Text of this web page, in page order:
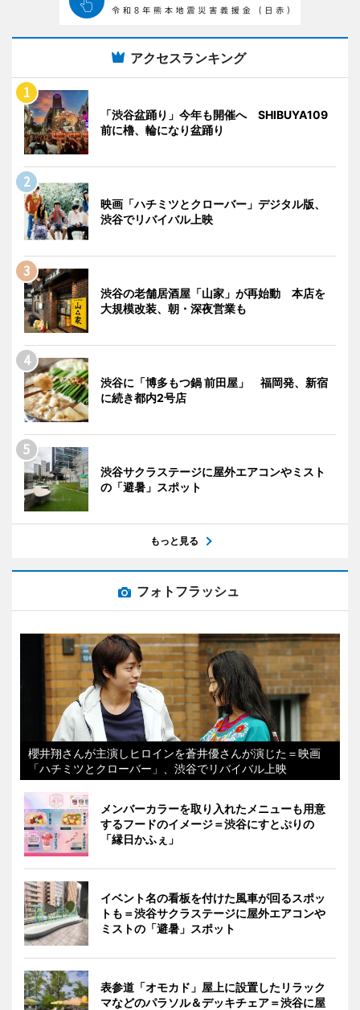
アクセスランキング
「渋谷盆踊り」今年も開催へ SHIBUYA109
前に櫓、輪になり盆踊り
映画「ハチミツとクローバー」デジタル版、
渋谷でリバイバル上映
渋谷の老舗居酒屋「山家」が再始動 本店を
大規模改装、朝・深夜営業も
渋谷に「博多もつ鍋 前田屋」 福岡発、新宿
に続き都内2号店
渋谷サクラステージに屋外エアコンやミスト
の「避暑」スポット
もっと見る
フォトフラッシュ
櫻井翔さんが主演しヒロインを蒼井優さんが演じた＝映画
「ハチミツとクローバー」、渋谷でリバイバル上映
メンバーカラーを取り入れたメニューも用意
するフードのイメージ＝渋谷にすとぷりの
「縁日かふぇ」
イベント名の看板を付けた風車が回るスポッ
トも＝渋谷サクラステージに屋外エアコンや
ミストの「避暑」スポット
表参道「オモカド」屋上に設置したリラック
マなどのパラソル＆デッキチェア＝渋谷に屋